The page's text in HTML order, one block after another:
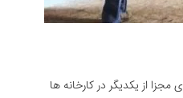
از یکدیگر در کارخانه ها